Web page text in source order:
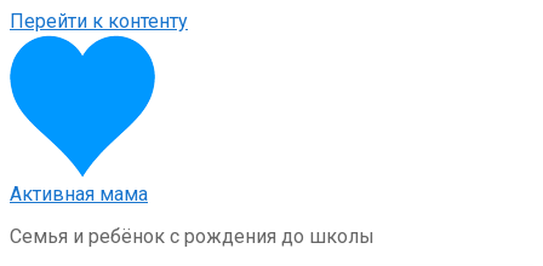
Перейти к контенту
Активная мама
Семья и ребёнок с рождения до школы